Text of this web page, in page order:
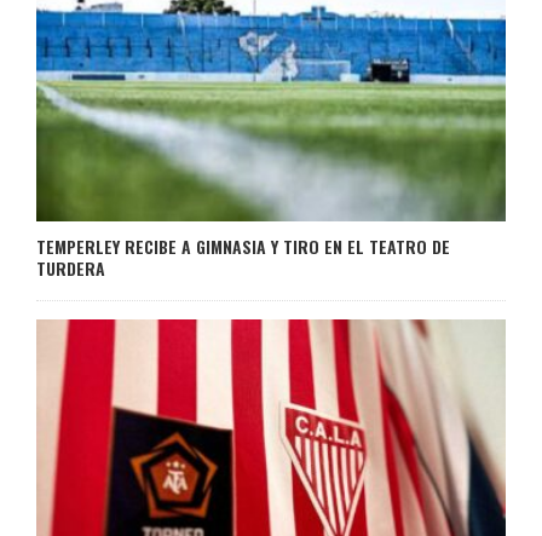
TEMPERLEY RECIBE A GIMNASIA Y TIRO EN EL TEATRO DE
TURDERA